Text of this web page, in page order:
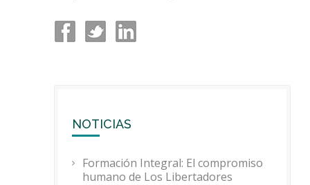
NOTICIAS
Formación Integral: El compromiso
humano de Los Libertadores